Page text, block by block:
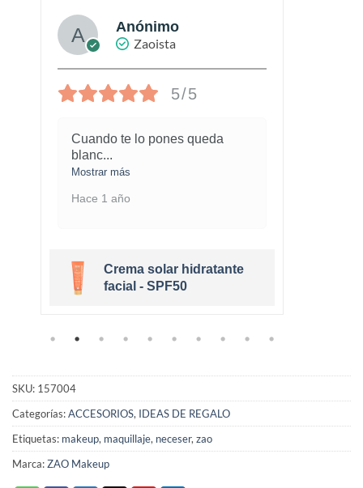
Anónimo
Zaoista
5/5
Cuando te lo pones queda
blanc...
Mostrar más
Hace 1 año
Crema solar hidratante
facial - SPF50
SKU: 157004
Categorías:ACCESORIOS, IDEAS DE REGALO
Etiquetas: makeup, maquillaje, neceser,zao
Marca:ZAO Makeup